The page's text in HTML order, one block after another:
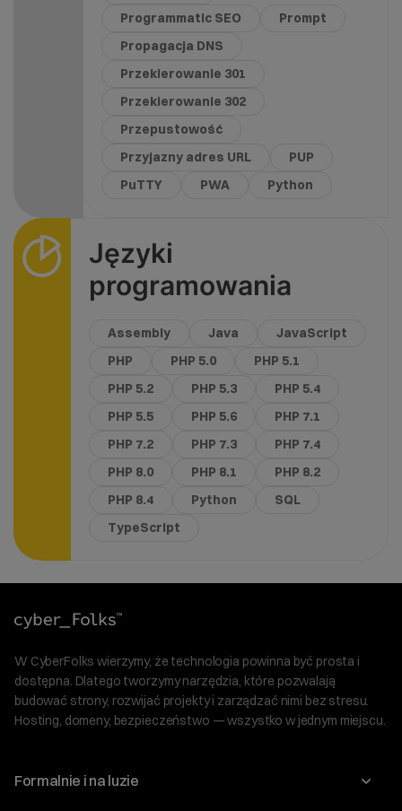
Programmatic SEO
Prompt
Propagacja DNS
Przekierowanie 301
Przekierowanie 302
Przepustowość
Przyjazny adres URL
PUP
PuTTY
PWA Python
Języki
programowania
Assembly Java
JavaScript
PHP
PHP 5.0
PHP 5.1
PHP 5.2
PHP 5.3
PHP 5.4
PHP 5.5
PHP 5.6
PHP 7.1
PHP 7.2
PHP 7.3
PHP 7.4
PHP 8.0
PHP 8.1
PHP 8.2
PHP 8.4
Python
SQL
TypeScript
W CyberFolks wierzymy, że technologia powinna być prosta i
dostępna. Dlatego tworzymy narzędzia, które pozwalają
budować strony, rozwijać projekty i zarządzać nimi bez stresu.
Hosting, domeny, bezpieczeństwo — wszystko w jednym miejscu.
Formalnie i na luzie